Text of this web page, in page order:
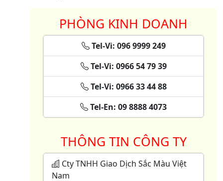
PHÒNG KINH DOANH
Tel-Vi: 096 9999 249
Tel-Vi: 0966 54 79 39
Tel-Vi: 0966 33 44 88
Tel-En: 09 8888 4073
THÔNG TIN CÔNG TY
Cty TNHH Giao Dịch Sắc Màu Việt
Nam